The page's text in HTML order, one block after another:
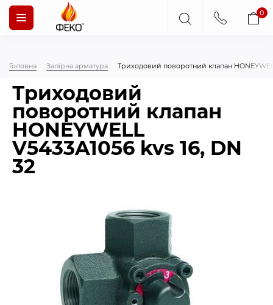
0
Головна Запірна арматура Триходовий поворотний клапан
Триходовий
поворотний клапан
HONEYWELL
V5433A1056 kvs 16, DN
32